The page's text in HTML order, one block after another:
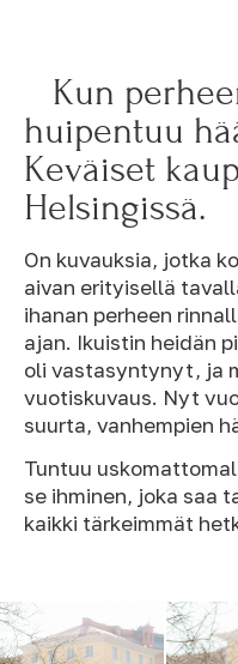
Kun
huipentuu
Keväiset
Helsingissä.
On kuvauksia, jotka
aivan erityisellä
ihanan perheen
ajan. Ikuistin heidän
oli vastasyntynyt, ja
vuotiskuvaus. Nyt
suurta, vanhempien
Tuntuu
se ihminen, joka saa
kaikki tärkeimmät